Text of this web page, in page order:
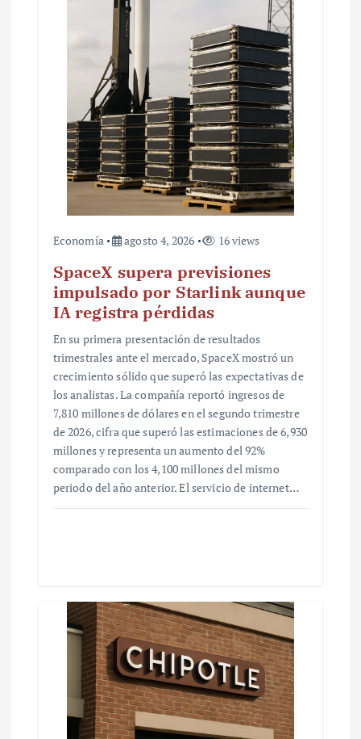
Economía agosto 4, 2026 16 views
SpaceX supera previsiones
impulsado por Starlink aunque
IA registra pérdidas
En su primera presentación de resultados
trimestrales ante el mercado, SpaceX mostró un
crecimiento sólido que superó las expectativas de
los analistas. La compañía reportó ingresos de
7,810 millones de dólares en el segundo trimestre
de 2026, cifra que superó las estimaciones de 6,930
millones y representa un aumento del 92%
comparado con los 4,100 millones del mismo
periodo del año anterior. El servicio de internet…